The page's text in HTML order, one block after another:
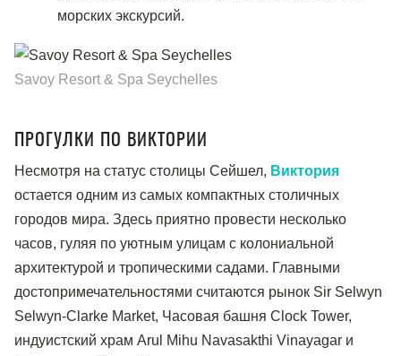
морских экскурсий.
Savoy Resort & Spa Seychelles
ПРОГУЛКИ ПО ВИКТОРИИ
Несмотря на статус столицы Сейшел, Виктория
остается одним из самых компактных столичных
городов мира. Здесь приятно провести несколько
часов, гуляя по уютным улицам с колониальной
архитектурой и тропическими садами. Главными
достопримечательностями считаются рынок Sir Selwyn
Selwyn-Clarke Market, Часовая башня Clock Tower,
индуистский храм Arul Mihu Navasakthi Vinayagar и